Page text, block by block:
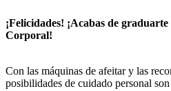
¡Felicidades! ¡Acabas de
Corporal!
Con las máquinas de afeitar y las
posibilidades de cuidado personal